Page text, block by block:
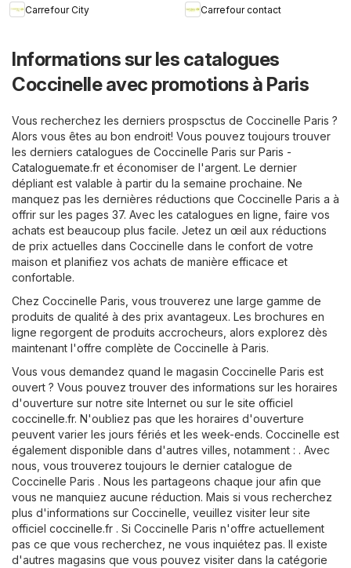
Carrefour City
Carrefour contact
Informations sur les catalogues
Coccinelle avec promotions à Paris
Vous recherchez les derniers prospsctus de Coccinelle Paris ?
Alors vous êtes au bon endroit! Vous pouvez toujours trouver
les derniers catalogues de Coccinelle Paris sur Paris -
Cataloguemate.fr et économiser de l'argent. Le dernier
dépliant est valable à partir du la semaine prochaine. Ne
manquez pas les dernières réductions que Coccinelle Paris a à
offrir sur les pages 37. Avec les catalogues en ligne, faire vos
achats est beaucoup plus facile. Jetez un œil aux réductions
de prix actuelles dans Coccinelle dans le confort de votre
maison et planifiez vos achats de manière efficace et
confortable.
Chez Coccinelle Paris, vous trouverez une large gamme de
produits de qualité à des prix avantageux. Les brochures en
ligne regorgent de produits accrocheurs, alors explorez dès
maintenant l'offre complète de Coccinelle à Paris.
Vous vous demandez quand le magasin Coccinelle Paris est
ouvert ? Vous pouvez trouver des informations sur les horaires
d'ouverture sur notre site Internet ou sur le site officiel
coccinelle.fr. N'oubliez pas que les horaires d'ouverture
peuvent varier les jours fériés et les week-ends. Coccinelle est
également disponible dans d'autres villes, notamment : . Avec
nous, vous trouverez toujours le dernier catalogue de
Coccinelle Paris . Nous les partageons chaque jour afin que
vous ne manquiez aucune réduction. Mais si vous recherchez
plus d'informations sur Coccinelle, veuillez visiter leur site
officiel coccinelle.fr . Si Coccinelle Paris n'offre actuellement
pas ce que vous recherchez, ne vous inquiétez pas. Il existe
d'autres magasins que vous pouvez visiter dans la catégorie